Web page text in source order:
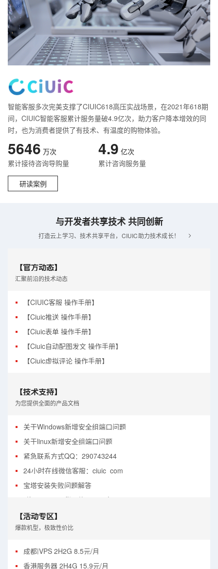
智能客服多次完美支撑了CIUIC618高压实战场景，在2021年618期
间，CIUIC智能客服累计服务量破4.9亿次，助力客户降本增效的同
时，也为消费者提供了有技术、有温度的购物体验。
5646 万次
累计接待咨询导购量
4.9 亿次
累计咨询服务量
研读案例
与开发者共享技术 共同创新
打造云上学习、技术共享平台，CIUIC助力技术成长！
【官方动态】
汇聚前沿的技术动态
【CIUIC客服 操作手册】
【Ciuic推送 操作手册】
【Ciuic表单 操作手册】
【Ciuic自动配图发文 操作手册】
【Ciuic虚拟评论 操作手册】
【技术支持】
为您提供全面的产品文档
关于Windows新增安全组端口问题
关于linux新增安全组端口问题
紧急联系方式QQ：290743244
24小时在线微信客服：ciuic_com
宝塔安装失败问题解答
“停用” 不是退货退款，不要点！
登陆服务器出现身份验证错误
win系统挂载数据盘
【活动专区】
爆款机型，极致性价比
成都|VPS 2H2G 8.5元/月
香港服务器 2H4G 15.9元/月